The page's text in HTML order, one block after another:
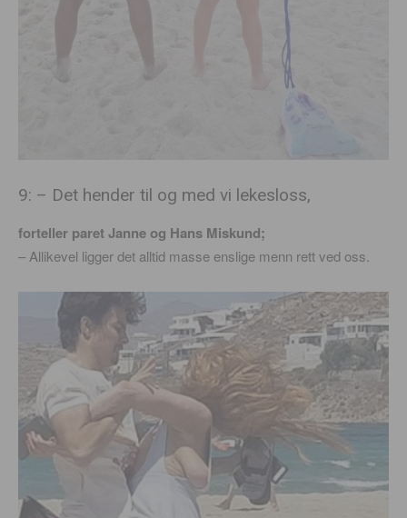
9: – Det hender til og med vi lekesloss,
forteller paret Janne og Hans Miskund;
– Allikevel ligger det alltid masse enslige menn rett ved oss.